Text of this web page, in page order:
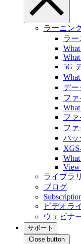
ラーニン
ラー
5G
デー
ファ
ファ
ファ
パッ
ライブラリ
ブログ
ビデオラ
ウェビナ
サポート
Close button